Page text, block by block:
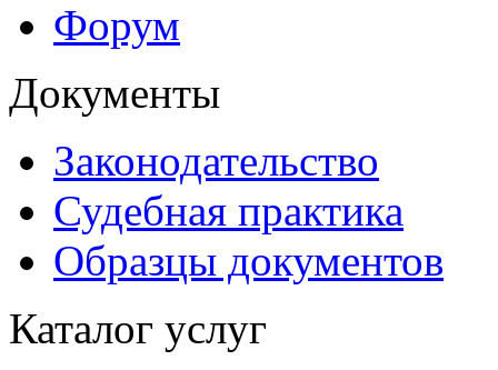
Форум
Документы
Законодательство
Судебная практика
Образцы документов
Каталог услуг